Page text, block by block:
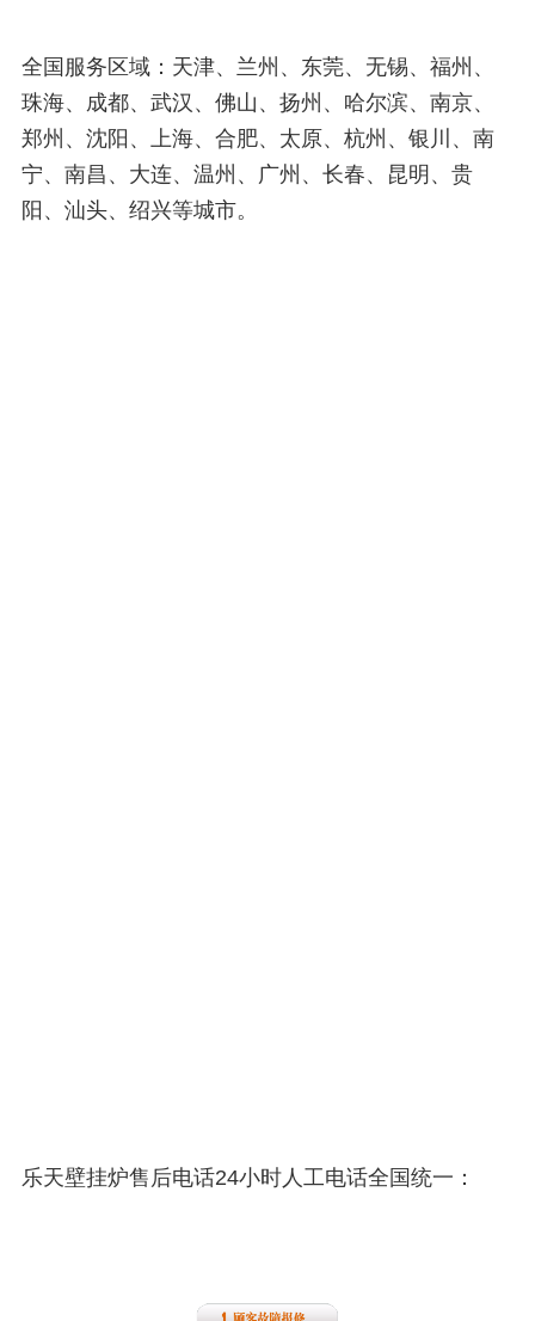
全国服务区域：天津、兰州、东莞、无锡、福州、
珠海、成都、武汉、佛山、扬州、哈尔滨、南京、
郑州、沈阳、上海、合肥、太原、杭州、银川、南
宁、南昌、大连、温州、广州、长春、昆明、贵
阳、汕头、绍兴等城市。
乐天壁挂炉售后电话24小时人工电话全国统一：